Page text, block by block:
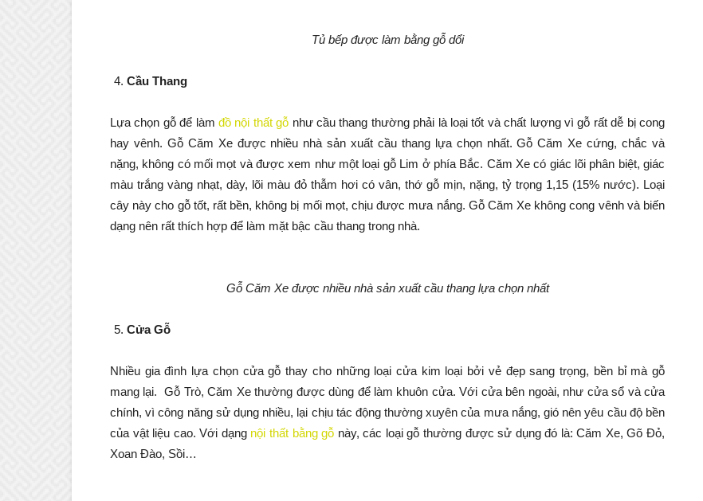
Tủ bếp được làm bằng gỗ dổi
Cầu Thang
Lựa chọn gỗ để làm đồ nội thất gỗ như cầu thang thường phải là loại tốt và chất lượng vì gỗ rất dễ bị cong
hay vênh. Gỗ Căm Xe được nhiều nhà sản xuất cầu thang lựa chọn nhất. Gỗ Căm Xe cứng, chắc và
nặng, không có mối mọt và được xem như một loại gỗ Lim ở phía Bắc. Căm Xe có giác lõi phân biệt, giác
màu trắng vàng nhạt, dày, lõi màu đỏ thẫm hơi có vân, thớ gỗ mịn, nặng, tỷ trọng 1,15 (15% nước). Loại
cây này cho gỗ tốt, rất bền, không bị mối mọt, chịu được mưa nắng. Gỗ Căm Xe không cong vênh và biến
dạng nên rất thích hợp để làm mặt bậc cầu thang trong nhà.
Gỗ Căm Xe được nhiều nhà sản xuất cầu thang lựa chọn nhất
Cửa Gỗ
Nhiều gia đình lựa chọn cửa gỗ thay cho những loại cửa kim loại bởi vẻ đẹp sang trọng, bền bỉ mà gỗ
mang lại. Gỗ Trò, Căm Xe thường được dùng để làm khuôn cửa. Với cửa bên ngoài, như cửa sổ và cửa
chính, vì công năng sử dụng nhiều, lại chịu tác động thường xuyên của mưa nắng, gió nên yêu cầu độ bền
của vật liệu cao. Với dạng nội thất bằng gỗ này, các loại gỗ thường được sử dụng đó là: Căm Xe, Gõ Đỏ,
Xoan Đào, Sồi…